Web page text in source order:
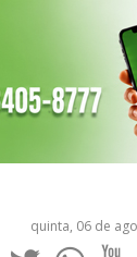
quinta, 06 de